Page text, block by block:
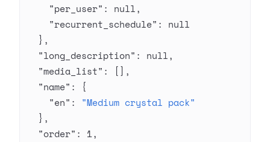
    "per_user"
: null,
    "recurrent_schedule"
: null
  },
  "long_description"
: null,
  "media_list"
: [],
  "name"
: {
    "en"
: "Medium crystal pack"
  },
  "order"
: 1,